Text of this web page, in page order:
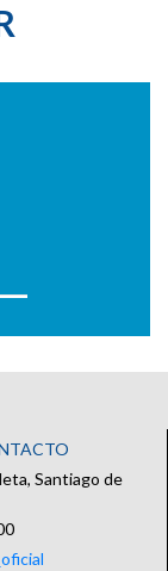
Santiago de